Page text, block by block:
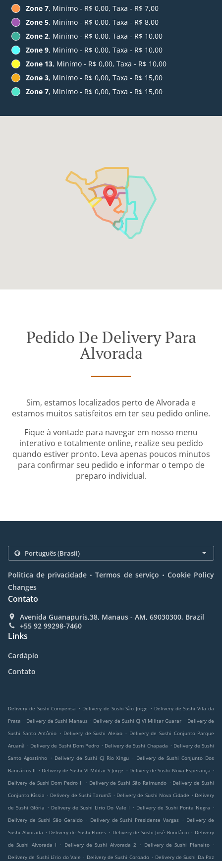
Zone 7, Minimo - R$ 0,00, Taxa - R$ 7,00
Zone 5, Minimo - R$ 0,00, Taxa - R$ 8,00
Zone 2, Minimo - R$ 0,00, Taxa - R$ 10,00
Zone 9, Minimo - R$ 0,00, Taxa - R$ 10,00
Zone 13, Minimo - R$ 0,00, Taxa - R$ 10,00
Zone 3, Minimo - R$ 0,00, Taxa - R$ 15,00
Zone 7, Minimo - R$ 0,00, Taxa - R$ 15,00
Pedido De Delivery Para
Alvorada
Sim, estamos localizados perto de Alvorada e
estamos muitos satisfeitos em ter seu pedido online.
Fique à vontade para navegar em nosso menu
interativo e totalmente online, realize seu pedido
quando estiver pronto. Leva apenas poucos minutos
para confirmar seu pedido e informar o tempo de
preparo individual.
Politica de privacidade . Termos de serviço . Cookie Policy
Changes
Contato
Avenida Guanapuris,38, Manaus - AM, 69030300, Brazil
+55 92 99298-7460
Links
Cardápio
Contato
Delivery de Sushi Compensa . Delivery de Sushi São Jorge . Delivery de Sushi Vila da
Prata . Delivery de Sushi Manaus . Delivery de Sushi Cj Vl Militar Guarar . Delivery de
Sushi Santo Antônio . Delivery de Sushi Aleixo . Delivery de Sushi Conjunto Parque
Aruanã . Delivery de Sushi Dom Pedro . Delivery de Sushi Chapada . Delivery de Sushi
Santo Agostinho . Delivery de Sushi Cj Rio Xingu . Delivery de Sushi Conjunto Dos
Bancários II . Delivery de Sushi Vl Militar S Jorge . Delivery de Sushi Nova Esperança .
Delivery de Sushi Dom Pedro II . Delivery de Sushi São Raimundo . Delivery de Sushi
Conjunto Kíssia . Delivery de Sushi Tarumã . Delivery de Sushi Nova Cidade . Delivery
de Sushi Glória . Delivery de Sushi Lirio Do Vale I . Delivery de Sushi Ponta Negra .
Delivery de Sushi São Geraldo . Delivery de Sushi Presidente Vargas . Delivery de
Sushi Alvorada . Delivery de Sushi Flores . Delivery de Sushi José Bonifácio . Delivery
de Sushi Alvorada I
. Delivery de Sushi Alvorada 2 . Delivery de Sushi Planalto .
Delivery de Sushi Lírio do Vale . Delivery de Sushi Coroado . Delivery de Sushi Da Paz